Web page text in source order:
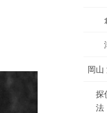
岡山
探
法